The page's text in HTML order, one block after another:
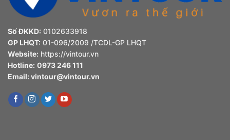
Số ĐKKD: 0102633918
GP LHQT: 01-096/2009 /TCDL-GP LHQT
Website: https://vintour.vn
Hotline: 0973 246 111
Email: vintour@vintour.vn